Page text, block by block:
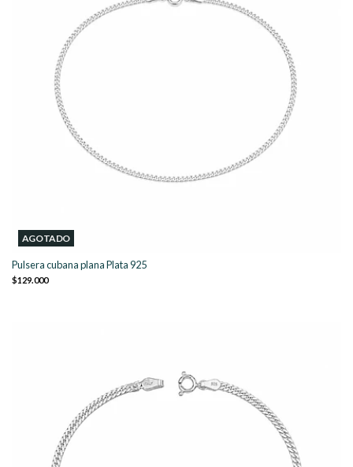
AGOTADO
Pulsera cubana plana Plata 925
$129.000